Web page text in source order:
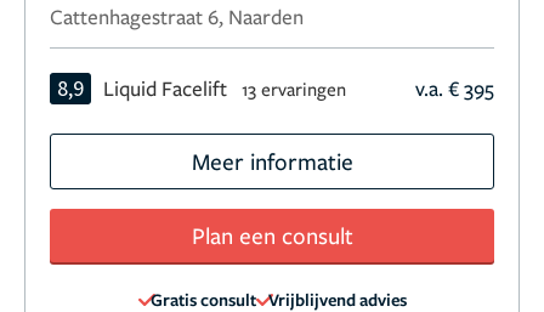
Cattenhagestraat 6, Naarden
8,9 Liquid Facelift 13 ervaringen v.a. € 395
Meer informatie
Plan een consult
Gratis consult Vrijblijvend advies